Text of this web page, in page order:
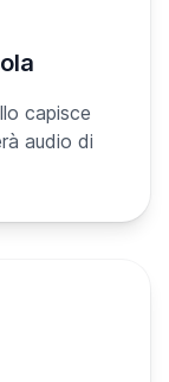
capisce
audio di